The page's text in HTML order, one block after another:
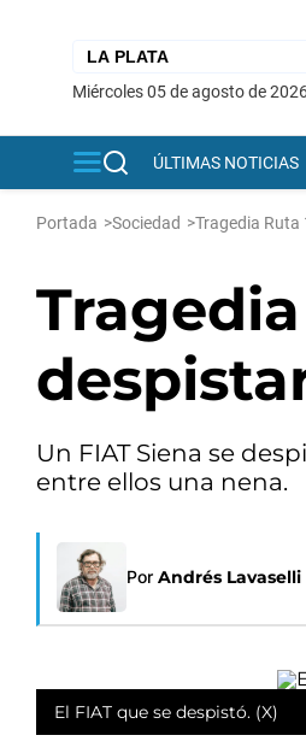
miércoles 05 de agosto de
ÚLTIMAS NOTICIAS
Portada >Sociedad >Tragedia Ruta
Un FIAT Siena se
entre ellos una nena.
Por Andrés Lavaselli
El FIAT que se despistó. (X)